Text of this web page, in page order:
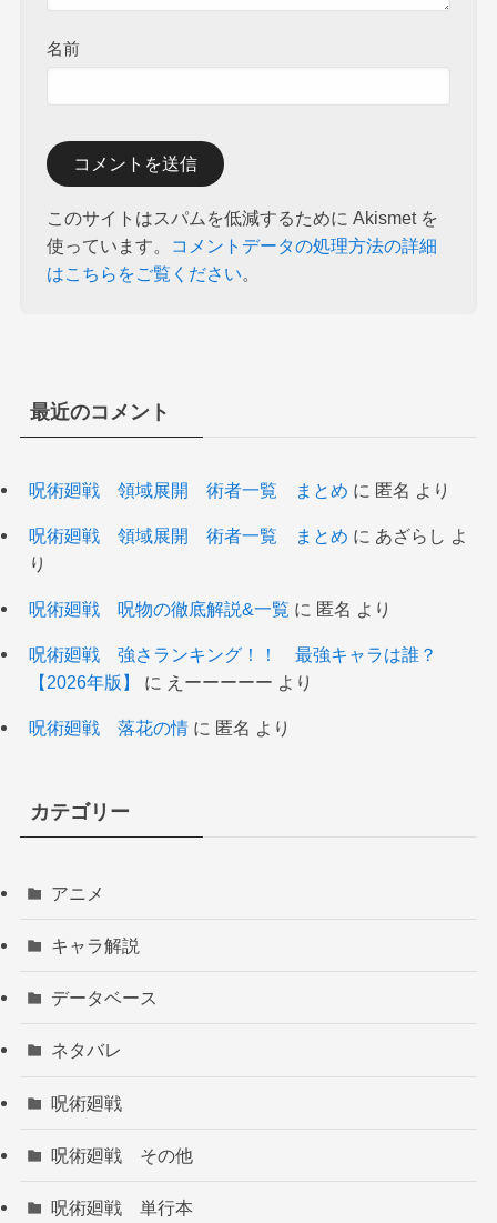
名前
このサイトはスパムを低減するために Akismet を
使っています。
コメントデータの処理方法の詳細
はこちらをご覧ください。
最近のコメント
呪術廻戦 領域展開 術者一覧 まとめ に 匿名 より
呪術廻戦 領域展開 術者一覧 まとめ に あざらし よ
り
呪術廻戦 呪物の徹底解説&一覧 に 匿名 より
呪術廻戦 強さランキング！！ 最強キャラは誰？
【2026年版】
に えーーーーー より
呪術廻戦 落花の情に 匿名 より
カテゴリー
アニメ
キャラ解説
データベース
ネタバレ
呪術廻戦
呪術廻戦 その他
呪術廻戦 単行本